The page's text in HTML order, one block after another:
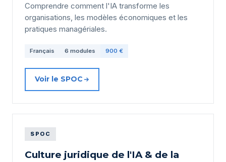
Comprendre comment l'IA transforme les
organisations, les modèles économiques et les
pratiques managériales.
Français 6 modules 900 €
Voir le SPOC
SPOC
Culture juridique de l'IA & de la